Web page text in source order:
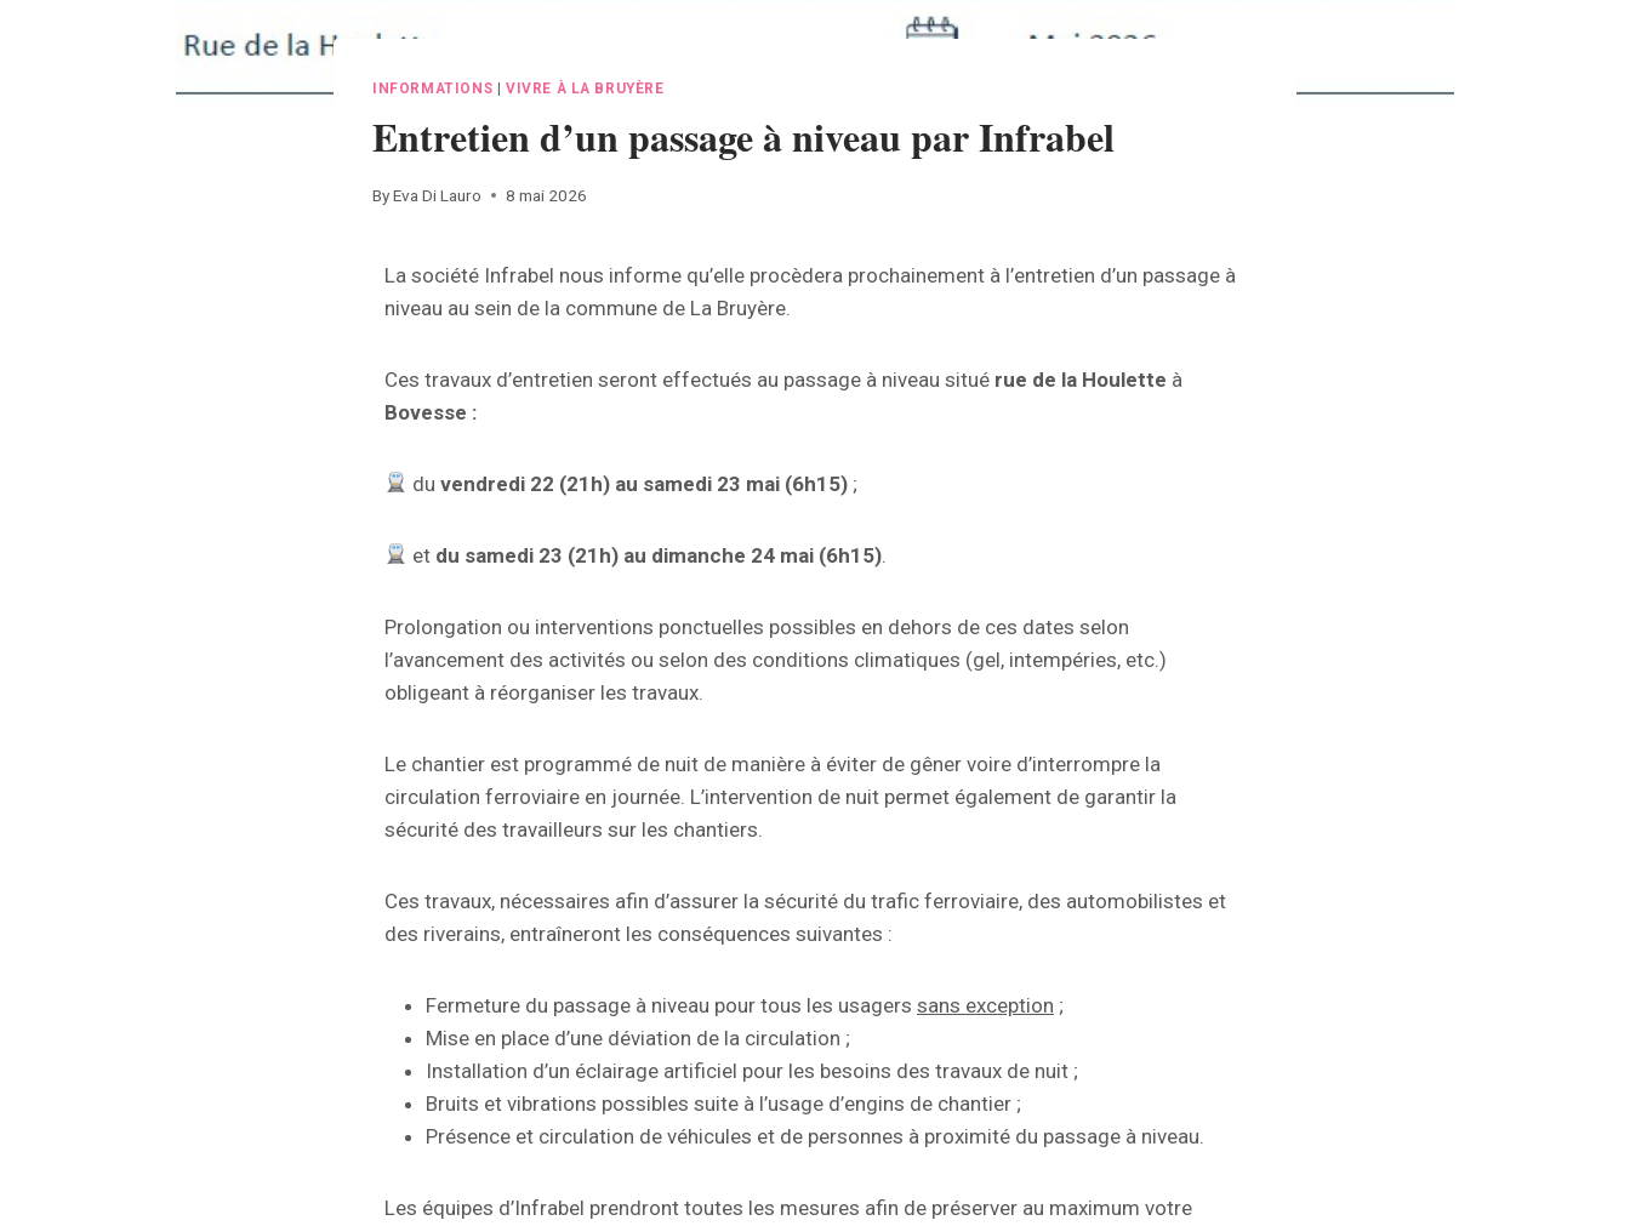
INFORMATIONS VIVRE À LA BRUYÈRE
Entretien d’un passage à niveau par Infrabel
ByEva Di Lauro 8 mai 2026
La société Infrabel nous informe qu’elle procèdera prochainement à l’entretien d’un passage à
niveau au sein de la commune de La Bruyère.
Ces travaux d’entretien seront effectués au passage à niveau situé rue de la Houlette à
Bovesse :
duvendredi 22 (21h) au samedi 23 mai (6h15) ;
et du samedi 23 (21h) au dimanche 24 mai (6h15)
Prolongation ou interventions ponctuelles possibles en dehors de ces dates selon
l’avancement des activités ou selon des conditions climatiques (gel, intempéries, etc.)
obligeant à réorganiser les travaux.
Le chantier est programmé de nuit de manière à éviter de gêner voire d’interrompre la
circulation ferroviaire en journée. L’intervention de nuit permet également de garantir la
sécurité des travailleurs sur les chantiers.
Ces travaux, nécessaires afin d’assurer la sécurité du trafic ferroviaire, des automobilistes et
des riverains, entraîneront les conséquences suivantes :
Fermeture du passage à niveau pour tous les usagers sans exception ;
Mise en place d’une déviation de la circulation ;
Installation d’un éclairage artificiel pour les besoins des travaux de nuit ;
Bruits et vibrations possibles suite à l’usage d’engins de chantier ;
Présence et circulation de véhicules et de personnes à proximité du passage à niveau.
Les équipes d’Infrabel prendront toutes les mesures afin de préserver au maximum votre